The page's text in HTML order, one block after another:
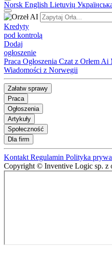
Norsk English Lietuvių
Kredyty
pod kontrolą
Dodaj
ogłoszenie
Praca Ogłoszenia Czat z Orłem Ai
Wiadomości z Norwegii
Załatw sprawy
Praca
Ogłoszenia
Artykuły
Społeczność
Dla firm
Kontakt Regulamin Polityka
Copyright © Inventive Logic sp. z